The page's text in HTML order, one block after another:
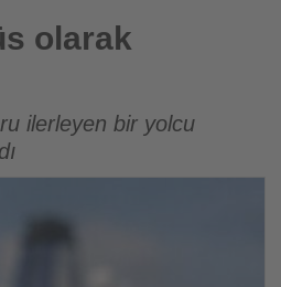
olarak
ilerleyen bir yolcu